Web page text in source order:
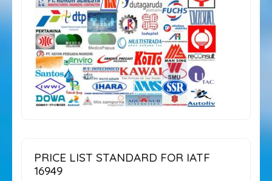
PRICE LIST STANDARD FOR IATF
16949